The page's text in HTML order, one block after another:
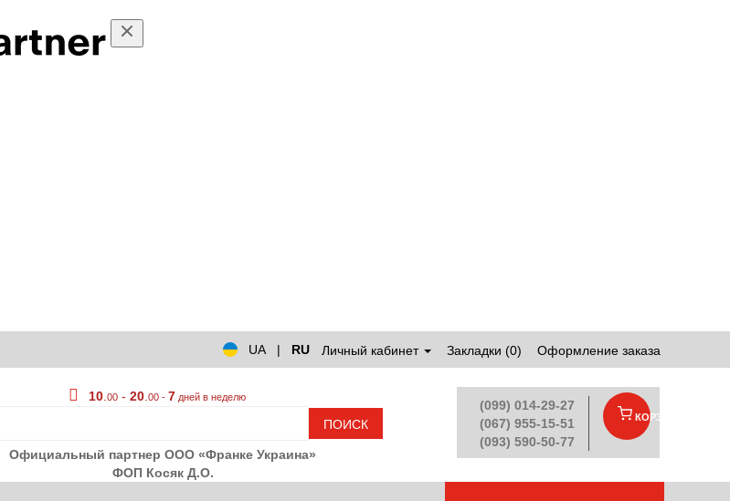
UA
| RU Личный кабинет Закладки (0) Оформление заказа
10 .00 -20 .00 -7 дней в неделю
ПОИСК
Официальный партнер ООО «Франке Украина»
ФОП Косяк Д.О.
(099) 014-29-27
(067) 955-15-51
(093) 590-50-77
КОРЗИНА